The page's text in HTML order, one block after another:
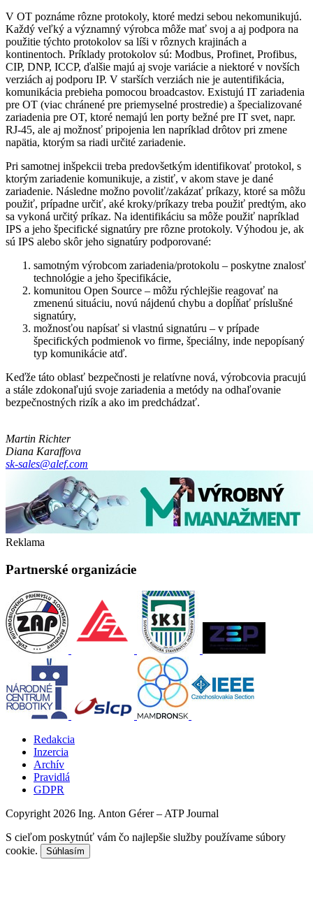
V OT poznáme rôzne protokoly, ktoré medzi sebou nekomunikujú.
Každý veľký a významný výrobca môže mať svoj a aj podpora na
použitie týchto protokolov sa líši v rôznych krajinách a
kontinentoch. Príklady protokolov sú: Modbus, Profinet, Profibus,
CIP, DNP, ICCP, ďalšie majú aj svoje variácie a niektoré v novších
verziách aj podporu IP. V starších verziách nie je autentifikácia,
komunikácia prebieha pomocou broadcastov. Existujú IT zariadenia
pre OT (viac chránené pre priemyselné prostredie) a špecializované
zariadenia pre OT, ktoré nemajú len porty bežné pre IT svet, napr.
RJ-45, ale aj možnosť pripojenia len napríklad drôtov pri zmene
napätia, ktorým sa riadi určité zariadenie.
Pri samotnej inšpekcii treba predovšetkým identifikovať protokol, s
ktorým zariadenie komunikuje, a zistiť, v akom stave je dané
zariadenie. Následne možno povoliť/zakázať príkazy, ktoré sa môžu
použiť, prípadne určiť, aké kroky/príkazy treba použiť predtým, ako
sa vykoná určitý príkaz. Na identifikáciu sa môže použiť napríklad
IPS a jeho špecifické signatúry pre rôzne protokoly. Výhodou je, ak
sú IPS alebo skôr jeho signatúry podporované:
samotným výrobcom zariadenia/protokolu – poskytne znalosť
technológie a jeho špecifikácie,
komunitou Open Source – môžu rýchlejšie reagovať na
zmenenú situáciu, novú nájdenú chybu a dopĺňať príslušné
signatúry,
možnosťou napísať si vlastnú signatúru – v prípade
špecifických podmienok vo firme, špeciálny, inde nepopísaný
typ komunikácie atď.
Keďže táto oblasť bezpečnosti je relatívne nová, výrobcovia pracujú
a stále zdokonaľujú svoje zariadenia a metódy na odhaľovanie
bezpečnostných rizík a ako im predchádzať.
Martin Richter
Diana Karaffova
sk-sales@alef.com
Reklama
Partnerské organizácie
Redakcia
Inzercia
Archív
Pravidlá
GDPR
Copyright 2026 Ing. Anton Gérer – ATP Journal
S cieľom poskytnúť vám čo najlepšie služby používame súbory
cookie.
Súhlasím